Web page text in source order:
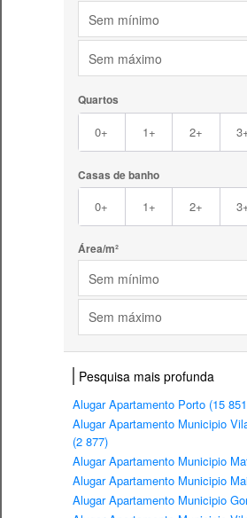
Sem mínimo
Sem máximo
Quartos
0+ 1+ 2+
Casas de banho
0+ 1+ 2+
Área/m²
Sem mínimo
Sem máximo
Pesquisa mais profunda
Alugar Apartamento Porto (15
Alugar Apartamento Municipio
(2 877)
Alugar Apartamento Municipio
Alugar Apartamento Municipio
Alugar Apartamento Municipio